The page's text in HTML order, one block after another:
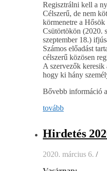
Regisztrálni kell a
Célszerű, de nem
körmenetre a Hősök
Csütörtökön (2020.
szeptember 18.)
Számos előadást
célszerű közösen
A szervezők
hogy ki hány
Bővebb információ
tovább
Hirdetés
2020. március 6. /